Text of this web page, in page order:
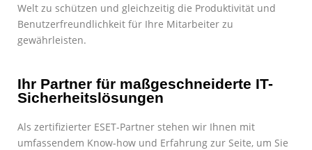
Welt zu schützen und gleichzeitig die Produktivität und
Benutzerfreundlichkeit für Ihre Mitarbeiter zu
gewährleisten.
Ihr Partner für maßgeschneiderte IT-
Sicherheitslösungen
Als zertifizierter ESET-Partner stehen wir Ihnen mit
umfassendem Know-how und Erfahrung zur Seite, um Sie